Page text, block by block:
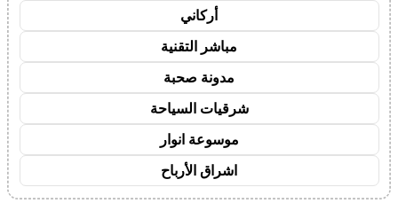
أركاني
مباشر التقنية
مدونة صحبة
شرقيات السياحة
موسوعة انوار
اشراق الأرباح